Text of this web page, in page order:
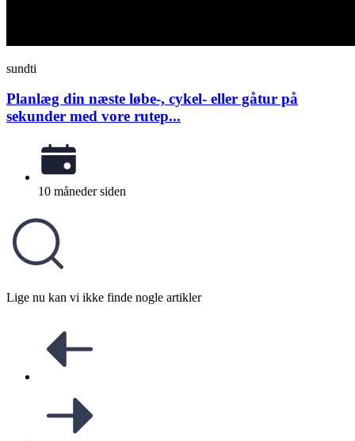
sundti
Planlæg din næste løbe-, cykel- eller gåtur på
sekunder med vore rutep...
10 måneder siden
Lige nu kan vi ikke finde nogle artikler